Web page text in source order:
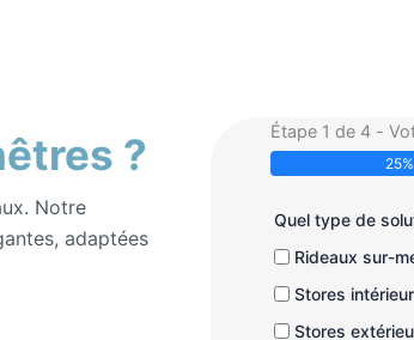
?
Notre
adaptées
Étape 1 de 4 -
25%
Quel type de
Rideaux sur-
Stores
Stores